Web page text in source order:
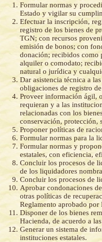
Formular normas y
Estado y vigilar su
Efectuar la inscripción,
registro de los bienes de
TGN; con recursos
emisión de bonos; con
donación; recibidos como
alquiler o comodato;
natural o jurídica y
Dar asistencia técnica a
obligaciones de registro
Proveer información ágil,
requieran y a las
relacionadas con los
conservación, protección,
Proponer políticas de
Formular normas para la
Formular normas y
estatales, con eficiencia,
Concluir los procesos de
de los liquidadores
Concluir los procesos de
Aprobar condonaciones
otras políticas de
Reglamento aprobado
Disponer de los bienes
Hacienda, de acuerdo a
Generar un sistema de
instituciones estatales.